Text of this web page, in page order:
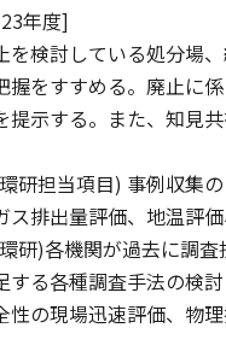
年度]
を検討している処分場
握をすすめる。廃止に
提示する。また、知見
研担当項目) 事例収集
ス排出量評価、地温評
研)各機関が過去に調
する各種調査手法の検
性の現場迅速評価、物